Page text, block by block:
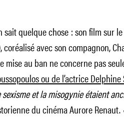
sait quelque chose : son film sur
coréalisé avec son compagnon,
mise au ban ne concerne pas
ou de l’actrice
et la misogynie étaient
du cinéma Aurore Renaut.